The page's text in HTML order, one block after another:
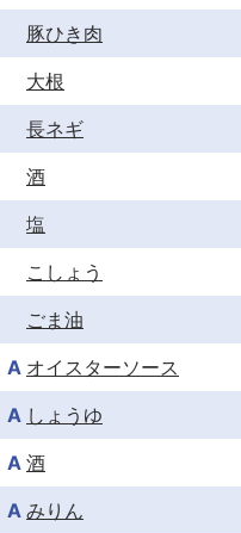
豚ひき肉
大根
長ネギ
酒
塩
こしょう
ごま油
A オイスターソース
A しょうゆ
A 酒
A みりん